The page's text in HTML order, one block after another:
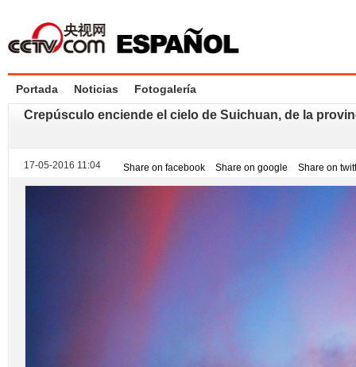
Portada Noticias Fotogalería
Crepúsculo enciende el cielo de Suichuan, de la
17-05-2016 11:04 Share on facebook Share on google Share on